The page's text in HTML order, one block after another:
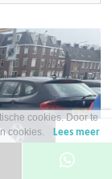
cookies. Door te
cookies.
Lees meer